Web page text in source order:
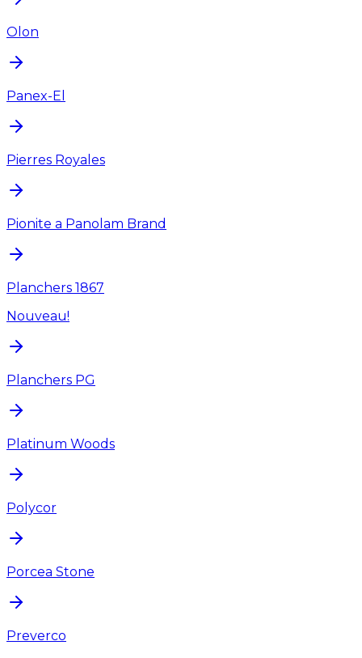
Olon
Panex-El
Pierres Royales
Pionite a Panolam Brand
Planchers 1867
Nouveau!
Planchers PG
Platinum Woods
Polycor
Porcea Stone
Preverco